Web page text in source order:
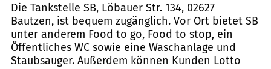
Die Tankstelle SB, Löbauer Str. 134, 02627
Bautzen, ist bequem zugänglich. Vor Ort bietet SB
unter anderem Food to go, Food to stop, ein
Öffentliches WC sowie eine Waschanlage und
Staubsauger. Außerdem können Kunden Lotto